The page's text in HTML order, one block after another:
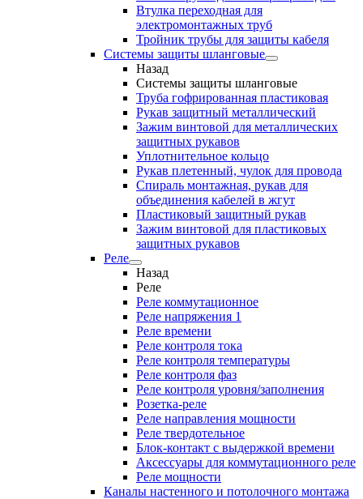
Втулка переходная для
электромонтажных труб
Тройник трубы для защиты кабеля
Системы защиты шланговые
Назад
Системы защиты шланговые
Труба гофрированная пластиковая
Рукав защитный металлический
Зажим винтовой для металлических
защитных рукавов
Уплотнительное кольцо
Рукав плетенный, чулок для провода
Спираль монтажная, рукав для
объединения кабелей в жгут
Пластиковый защитный рукав
Зажим винтовой для пластиковых
защитных рукавов
Реле
Назад
Реле
Реле коммутационное
Реле напряжения 1
Реле времени
Реле контроля тока
Реле контроля температуры
Реле контроля фаз
Реле контроля уровня/заполнения
Розетка-реле
Реле направления мощности
Реле твердотельное
Блок-контакт с выдержкой времени
Аксессуары для коммутационного реле
Реле мощности
Каналы настенного и потолочного монтажа